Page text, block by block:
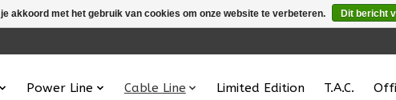
Power Line Cable Line Limited Edition T.A.C.
akkoord met het gebruik van cookies om onze website te verbeteren. Dit bericht